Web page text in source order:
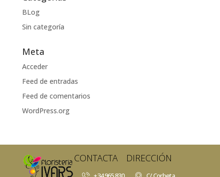
BLog
Sin categoría
Meta
Acceder
Feed de entradas
Feed de comentarios
WordPress.org
CONTACTA DIRECCIÓN